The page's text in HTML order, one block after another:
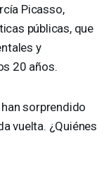
Picasso,
públicas, que
y
20 años.
sorprendido
vuelta. ¿Quiénes